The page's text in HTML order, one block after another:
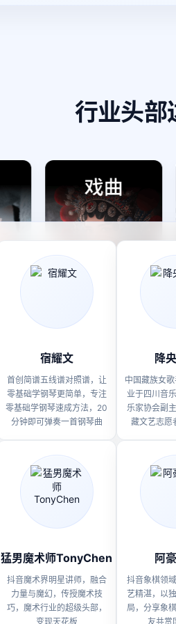
行业头部
宿耀文
首创简谱五线谱对照谱，让
零基础学钢琴更简单，专注
零基础学钢琴速成方法，20
分钟即可弹奏一首钢琴曲
降
中国藏族女
业于四川音
乐家协会副
藏文艺志愿
猛男魔术师TonyChen
抖音魔术界明星讲师，融合
力量与魔幻，传授魔术技
巧，魔术行业的超级头部，
变现天花板
阿
抖音象棋领
艺精湛，以
局，分享象
友共赏